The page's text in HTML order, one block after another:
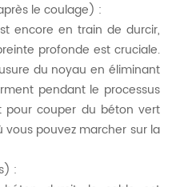
le coulage) :
encore en train de durcir,
profonde est cruciale.
du noyau en éliminant
pendant le processus
pour couper du béton vert
pouvez marcher sur la
: